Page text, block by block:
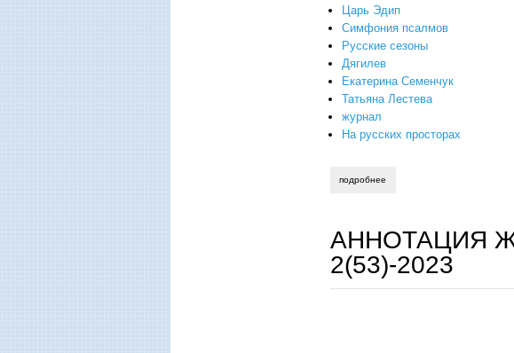
Царь Эдип
Симфония псалмов
Русские сезоны
Дягилев
Екатерина Семенчук
Татьяна Лестева
журнал
На русских просторах
подробнее
АННОТАЦИЯ
2(53)-2023